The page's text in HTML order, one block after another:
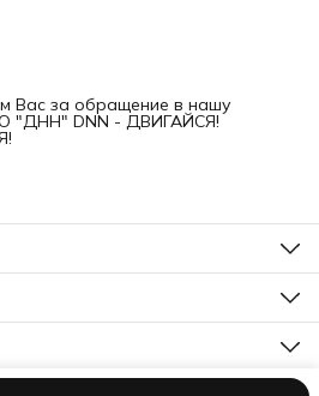
Вас за обращение в нашу
"ДНН" DNN - ДВИГАЙСЯ!
знак